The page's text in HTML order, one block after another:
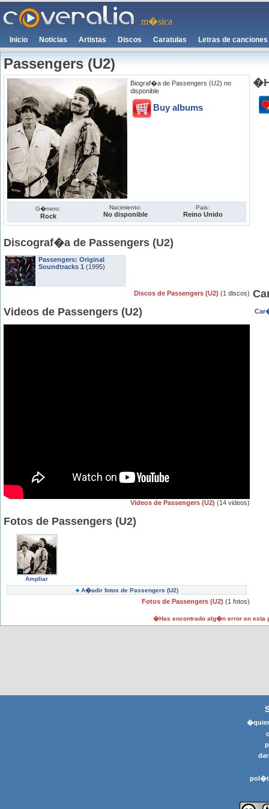
m�sica
Inicio Noticias Artistas Discos Caratulas Letras de canciones
Passengers (U2)
Biograf�a de Passengers (U2) no
disponible
Buy albums
G�nero:
Rock
Nacimiento:
No disponible
Pais:
Reino Unido
Discograf�a de Passengers (U2)
Passengers: Original
Soundtracks 1 (1995)
Discos de Passengers (U2) (1 discos)
Videos de Passengers (U2)
Videos de Passengers (U2) (14 videos)
Fotos de Passengers (U2)
Ampliar
A�adir fotos de Passengers (U2)
Fotos de Passengers (U2) (1 fotos)
�Has encontrado alg�n error en esta